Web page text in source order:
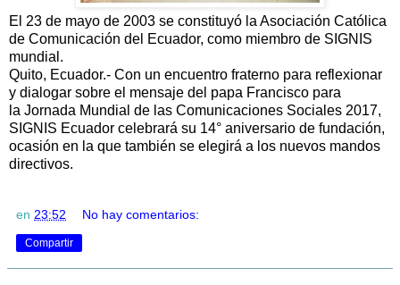
El 23 de mayo de 2003 se constituyó la Asociación Católica
de Comunicación del Ecuador, como miembro de SIGNIS
mundial.
Quito, Ecuador.- Con un encuentro fraterno para reflexionar
y dialogar sobre el mensaje del papa Francisco para
la Jornada Mundial de las Comunicaciones Sociales 2017,
SIGNIS Ecuador celebrará su 14° aniversario de fundación,
ocasión en la que también se elegirá a los nuevos mandos
directivos.
en 23:52 No hay comentarios:
Compartir